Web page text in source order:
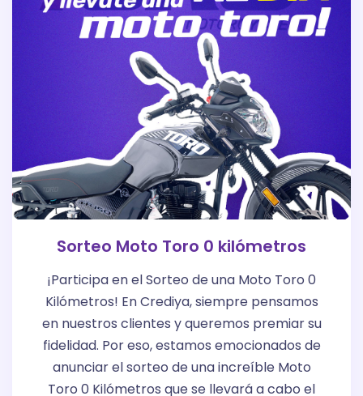
Sorteo Moto Toro 0 kilómetros
¡Participa en el Sorteo de una Moto Toro 0
Kilómetros! En Crediya, siempre pensamos
en nuestros clientes y queremos premiar su
fidelidad. Por eso, estamos emocionados de
anunciar el sorteo de una increíble Moto
Toro 0 Kilómetros que se llevará a cabo el